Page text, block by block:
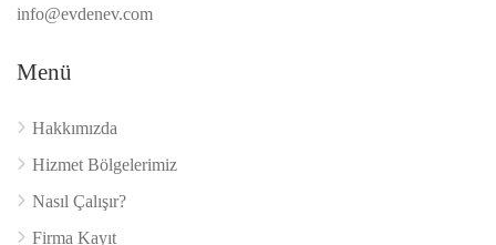
info@evdenev.com
Menü
Hakkımızda
Hizmet Bölgelerimiz
Nasıl Çalışır?
Firma Kayıt